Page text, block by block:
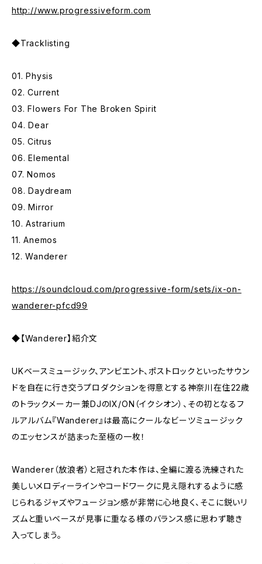
http://www.progressiveform.com
◆Tracklisting
01. Physis
02. Current
03. Flowers For The Broken Spirit
04. Dear
05. Citrus
06. Elemental
07. Nomos
08. Daydream
09. Mirror
10. Astrarium
11. Anemos
12. Wanderer
https://soundcloud.com/progressive-form/sets/ix-on-
wanderer-pfcd99
◆【Wanderer】紹介文
UKベースミュージック、アンビエント、ポストロックといったサウン
ドを自在に行き交うプロダクションを得意とする神奈川在住22歳
のトラックメーカー兼DJのIX/ON（イクシオン）、その初となるフ
ルアルバム『Wanderer』は最高にクールなビーツミュージック
のエッセンスが詰まった至極の一枚！
Wanderer（放浪者）と冠された本作は、全編に渡る洗練された
美しいメロディーラインやコードワークに見え隠れするように感
じられるジャズやフュージョン感が非常に心地良く、そこに鋭いリ
ズムと重いベースが見事に重なる様のバランス感に思わず聴き
入ってしまう。